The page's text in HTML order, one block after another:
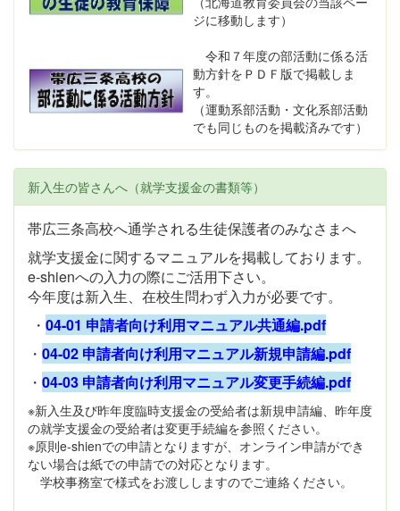
ジに移動します）
令和７年度の部活動に係る活
動方針をＰＤＦ版で掲載しま
す。
（運動系部活動・文化系部活動
でも同じものを掲載済みです）
新入生の皆さんへ（就学支援金の書類等）
帯広三条高校へ通学される生徒保護者のみなさまへ
就学支援金に関するマニュアルを掲載しております。
e-shienへの入力の際にご活用下さい。
今年度は新入生、在校生問わず入力が必要です。
・ 04-01 申請者向け利用マニュアル共通編.pdf
・ 04-02 申請者向け利用マニュアル新規申請編.pdf
・ 04-03 申請者向け利用マニュアル変更手続編.pdf
※新入生及び昨年度臨時支援金の受給者は新規申請編、昨年度
の就学支援金の受給者は変更手続編を参照ください。
※原則e-shienでの申請となりますが、オンライン申請ができ
ない場合は紙での申請での対応となります。
学校事務室で様式をお渡ししますのでご連絡ください。